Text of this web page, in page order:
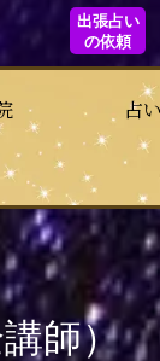
出張占い
の依頼
占
師）